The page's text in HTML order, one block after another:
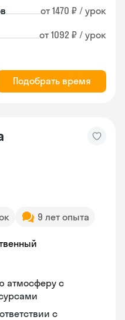
от 1470 ₽ / урок
от 1092 ₽ / урок
Подобрать время
9 лет опыта
атмосферу с
с